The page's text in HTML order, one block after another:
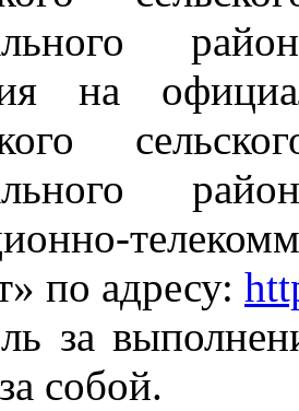
на
по адресу:
за
собой.